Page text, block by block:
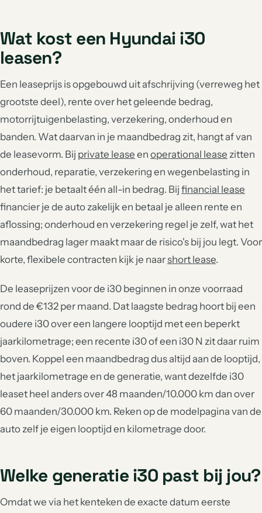
Wat kost een Hyundai i30
leasen?
Een leaseprijs is opgebouwd uit afschrijving (verreweg het
grootste deel), rente over het geleende bedrag,
motorrijtuigenbelasting, verzekering, onderhoud en
banden. Wat daarvan in je maandbedrag zit, hangt af van
de leasevorm. Bij private lease en operational lease zitten
onderhoud, reparatie, verzekering en wegenbelasting in
het tarief: je betaalt één all-in bedrag. Bij financial lease
financier je de auto zakelijk en betaal je alleen rente en
aflossing; onderhoud en verzekering regel je zelf, wat het
maandbedrag lager maakt maar de risico's bij jou legt. Voor
korte, flexibele contracten kijk je naarshort lease.
De leaseprijzen voor de i30 beginnen in onze voorraad
rond de €132 per maand. Dat laagste bedrag hoort bij een
oudere i30 over een langere looptijd met een beperkt
jaarkilometrage; een recente i30 of een i30 N zit daar ruim
boven. Koppel een maandbedrag dus altijd aan de looptijd,
het jaarkilometrage en de generatie, want dezelfde i30
leaset heel anders over 48 maanden/10.000 km dan over
60 maanden/30.000 km. Reken op de modelpagina van de
auto zelf je eigen looptijd en kilometrage door.
Welke generatie i30 past bij jou?
Omdat we via het kenteken de exacte datum eerste